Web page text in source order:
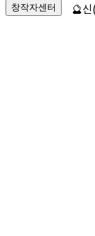
창작자센터 🔮